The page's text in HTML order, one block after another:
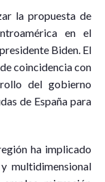
la propuesta de
en el
Biden. El
coincidencia con
del gobierno
de España para
ha implicado
multidimensional